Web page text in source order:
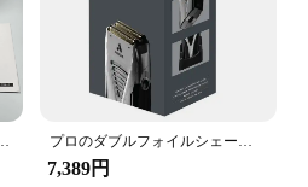
Trimming**
Electric Trimmer
for precision and
heating and cooling
ーニング用品,リチウム電池と髪,オリジナル,17205 プロのダブルフォイルシェーバー,リチウムとチタン,オリジナル,ラグジュアリー,TS-2 #17255
7,389円